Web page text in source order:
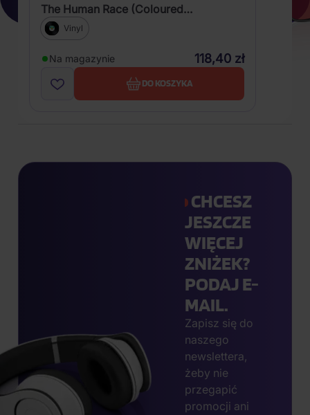
The Human Race (Coloured
Transparent Vinyl)
Vinyl
Na magazynie 118,40 zł
DO KOSZYKA
CHCESZ
JESZCZE
WIĘCEJ
ZNIŻEK?
PODAJ E-
MAIL.
Zapisz się do
naszego
newslettera,
żeby nie
przegapić
promocji ani